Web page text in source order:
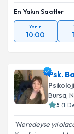
En Yakın Saatler
Yarın
10:00
Psk.
Psikoloji
Bursa,
5 (1
Neredeyse yıl